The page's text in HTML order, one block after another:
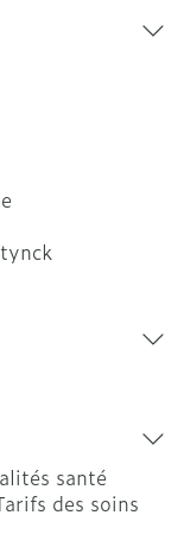
santé
des soins